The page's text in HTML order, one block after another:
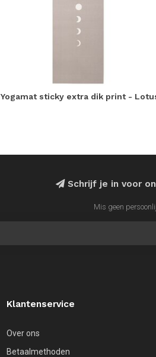
Yogamat sticky extra dik print -
Schrijf je in voor
Mis geen
Klantenservice
Over ons
Betaalmethoden